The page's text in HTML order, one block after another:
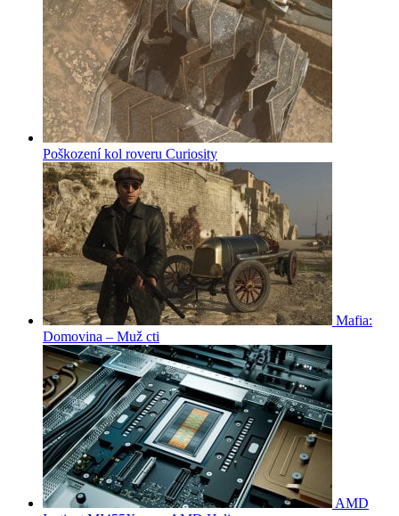
Poškození kol roveru Curiosity
Mafia:
Domovina – Muž cti
AMD